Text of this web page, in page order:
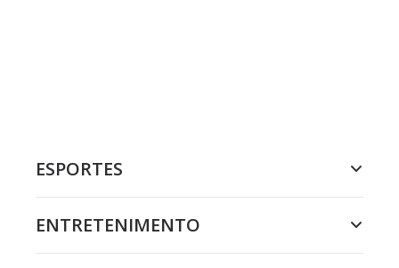
ESPORTES
ENTRETENIMENTO